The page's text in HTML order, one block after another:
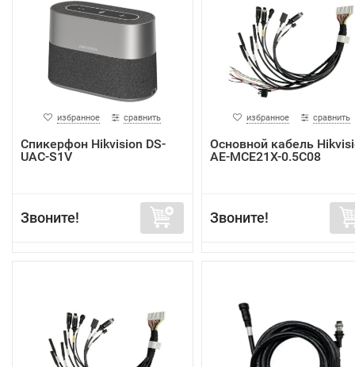
избранное сравнить
Спикерфон Hikvision DS-
UAC-S1V
Звоните!
избранное сравнить
Основной кабель
AE-MCE21X-0.5C08
Звоните!